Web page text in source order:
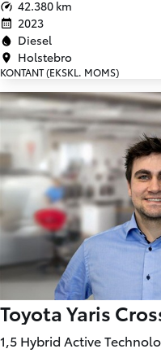
42.380 km
2023
Diesel
Holstebro
KONTANT (EKSKL. MOMS)
Toyota Yaris
1,5 Hybrid Active